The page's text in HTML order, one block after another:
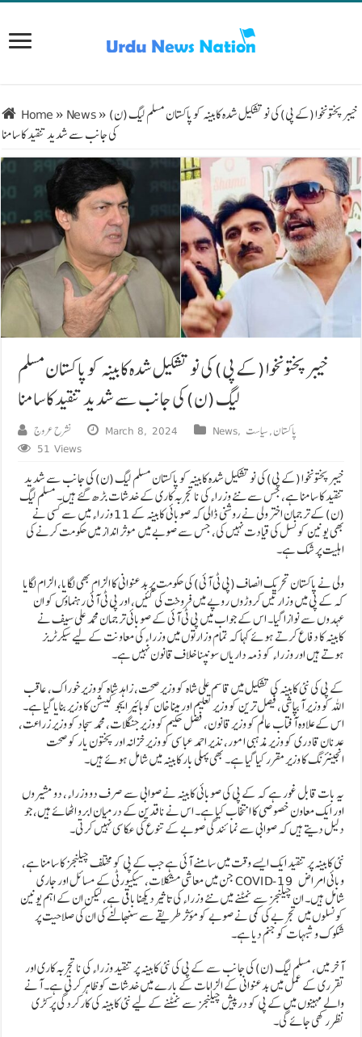
Home » News» خیبرپختونخوا (کے پی) کی نو تشکیل شدہ کابینہ کو پاکستان مسلم لیگ (ن)
کی جانب سے شدید تنقید کا سامنا
خیبرپختونخوا (کے پی) کی نو تشکیل شدہ کابینہ کو پاکستان مسلم
لیگ (ن) کی جانب سے شدید تنقید کا سامنا
نشرح عروج March 8, 2024 News, پاکستان,سیاست
51 Views
خیبرپختونخوا (کے پی) کی نو تشکیل شدہ کابینہ کو پاکستان مسلم لیگ (ن) کی جانب سے شدید
تنقید کا سامنا ہے، جس سے نئے وزراء کی ناتجربہ کاری کے خدشات بڑھ گئے ہیں۔ مسلم لیگ
(ن) کے ترجمان اختر ولی نے روشنی ڈالی کہ صوبائی کابینہ کے 11 وزراء میں سے کسی نے
بھی یونین کونسل کی قیادت نہیں کی، جس سے صوبے میں موثر انداز میں حکومت کرنے کی
اہلیت پر شک ہے۔
ولی نے پاکستان تحریک انصاف (پی ٹی آئی) کی حکومت پر بدعنوانی کا الزام بھی لگایا، الزام لگایا
کہ کے پی میں وزارتیں کروڑوں روپے میں فروخت کی گئیں، اور پی ٹی آئی رہنماؤں کو ان
عہدوں سے نوازا گیا۔ اس کے جواب میں پی ٹی آئی کے صوبائی ترجمان محمد علی سیف نے
کابینہ کا دفاع کرتے ہوئے کہا کہ تمام وزارتوں میں وزراء کی معاونت کے لیے سیکرٹریز
ہوتے ہیں اور وزراء کو ذمہ داریاں سونپنا خلاف قانون نہیں ہے۔
کے پی کی نئی کابینہ کی تشکیل میں قاسم علی شاہ کو وزیر صحت، زاہد شاہ کو وزیر خوراک، عاقب
اللہ کو وزیر آبپاشی، فیصل ترین کو وزیر تعلیم اور مینا خان کو ہائیر ایجوکیشن کا وزیر بنایا گیا ہے۔
اس کے علاوہ آفتاب عالم کو وزیر قانون، فضل حکیم کو وزیر جنگلات، محمد سجاد کو وزیر زراعت،
عدنان قادری کو وزیر مذہبی امور، نذیر احمد عباسی کو وزیر خزانہ اور پختون یار کو صحت
انجینئرنگ کا وزیر مقرر کیا گیا ہے۔ بھی پہلی بار کابینہ میں شامل ہوئے ہیں۔
یہ بات قابل غور ہے کہ کے پی کی صوبائی کابینہ نے صوابی سے صرف دو وزراء، دو مشیروں
اور ایک معاون خصوصی کا انتخاب کیا ہے۔ اس نے ناقدین کے درمیان ابرو اٹھائے ہیں، جو
دلیل دیتے ہیں کہ صوابی سے نمائندگی صوبے کے تنوع کی عکاسی نہیں کرتی۔
نئی کابینہ پر تنقید ایک ایسے وقت میں سامنے آئی ہے جب کے پی کو مختلف چیلنجز کا سامنا ہے،
جن میں معاشی مشکلات، سیکیورٹی کے مسائل اور جاری COVID-19 وبائی امراض
شامل ہیں۔ ان چیلنجز سے نمٹنے میں نئے وزراء کی تاثیر دیکھنا باقی ہے، لیکن ان کے اہم یونین
کونسلوں میں تجربے کی کمی نے صوبے کو مؤثر طریقے سے سنبھالنے کی ان کی صلاحیت پر
شکوک و شبہات کو جنم دیا ہے۔
آخر میں، مسلم لیگ (ن) کی جانب سے کے پی کی نئی کابینہ پر تنقید وزراء کی ناتجربہ کاری اور
تقرری کے عمل میں بدعنوانی کے الزامات کے بارے میں خدشات کو ظاہر کرتی ہے۔ آنے
والے مہینوں میں کے پی کو درپیش چیلنجز سے نمٹنے کے لیے نئی کابینہ کی کارکردگی پر کڑی
نظر رکھی جائے گی۔